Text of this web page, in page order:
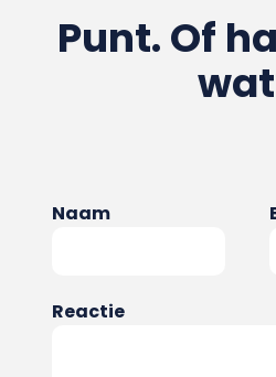
Punt. Of
Naam
Reactie